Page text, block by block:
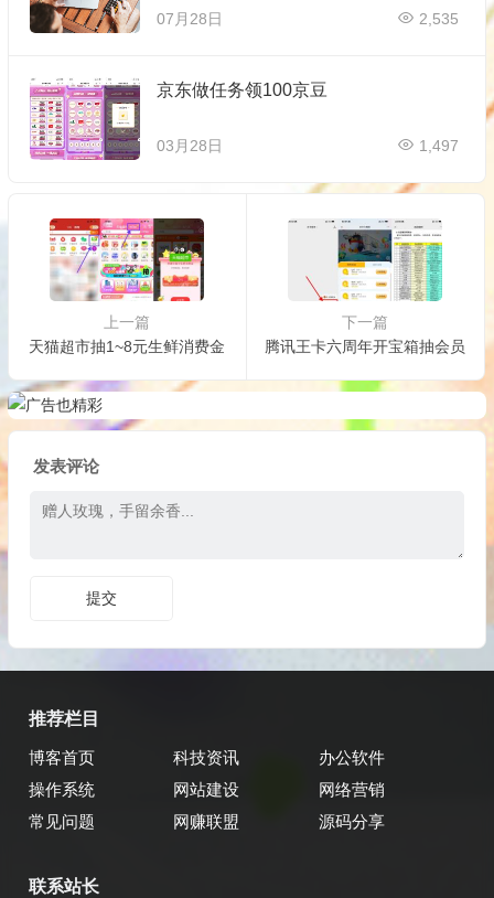
07月28日 2,535
京东做任务领100京豆
03月28日 1,497
上一篇
天猫超市抽1~8元生鲜消费金
下一篇
腾讯王卡六周年开宝箱抽会员
发表评论
推荐栏目
博客首页 科技资讯
办公软件
操作系统
网站建设
网络营销
常见问题
网赚联盟 源码分享
联系站长